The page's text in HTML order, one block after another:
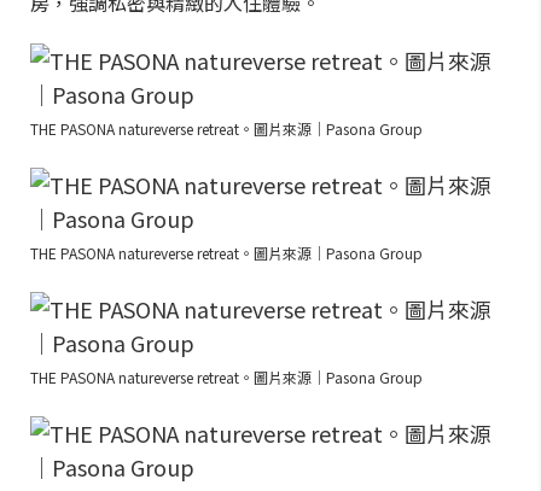
THE PASONA natureverse retreat。圖片來源｜Pasona Group
THE PASONA natureverse retreat。圖片來源｜Pasona Group
THE PASONA natureverse retreat。圖片來源｜Pasona Group